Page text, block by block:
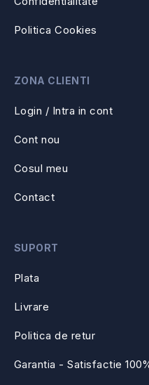
Politica Cookies
ZONA CLIENTI
Login / Intra in cont
Cont nou
Cosul meu
Contact
SUPORT
Plata
Livrare
Politica de retur
Garantia - Satisfactie